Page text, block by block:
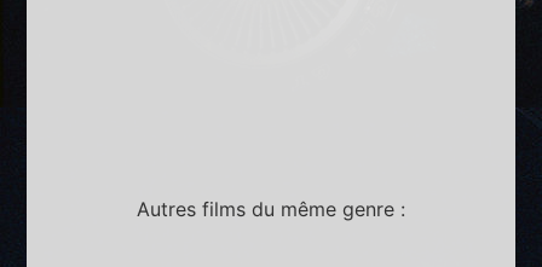
Autres films du même genre :